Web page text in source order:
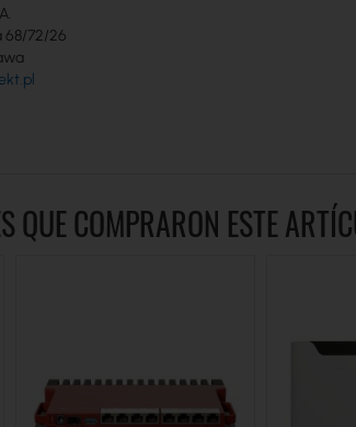
68/72/26
QUE COMPRARON ESTE